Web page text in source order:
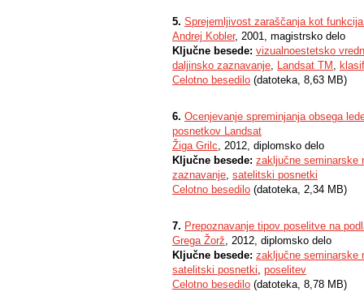
5. Sprejemljivost zaraščanja kot
Andrej Kobler, 2001, magistrsko delo
Ključne besede: vizualnoestetsko
daljinsko zaznavanje, Landsat TM ,
Celotno besedilo (datoteka, 8,63 MB)
6. Ocenjevanje spreminjanja obsega
posnetkov Landsat
Žiga Grilc, 2012, diplomsko delo
Ključne besede: zaključne seminarske
zaznavanje, satelitski posnetki
Celotno besedilo (datoteka, 2,34 MB)
7. Prepoznavanje tipov poselitve na
Grega Žorž, 2012, diplomsko delo
Ključne besede: zaključne seminarske
satelitski posnetki, poselitev
Celotno besedilo (datoteka, 8,78 MB)